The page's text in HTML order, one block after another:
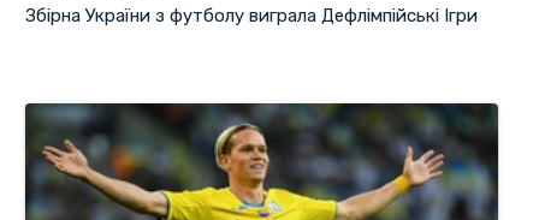
Збірна України з футболу виграла Дефлімпійські Ігри